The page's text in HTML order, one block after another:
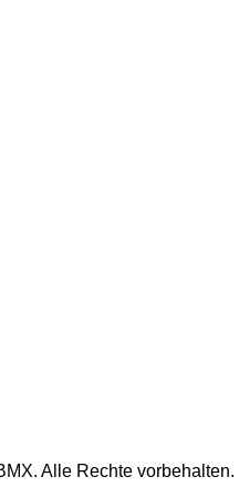
Alle Rechte vorbehalten.